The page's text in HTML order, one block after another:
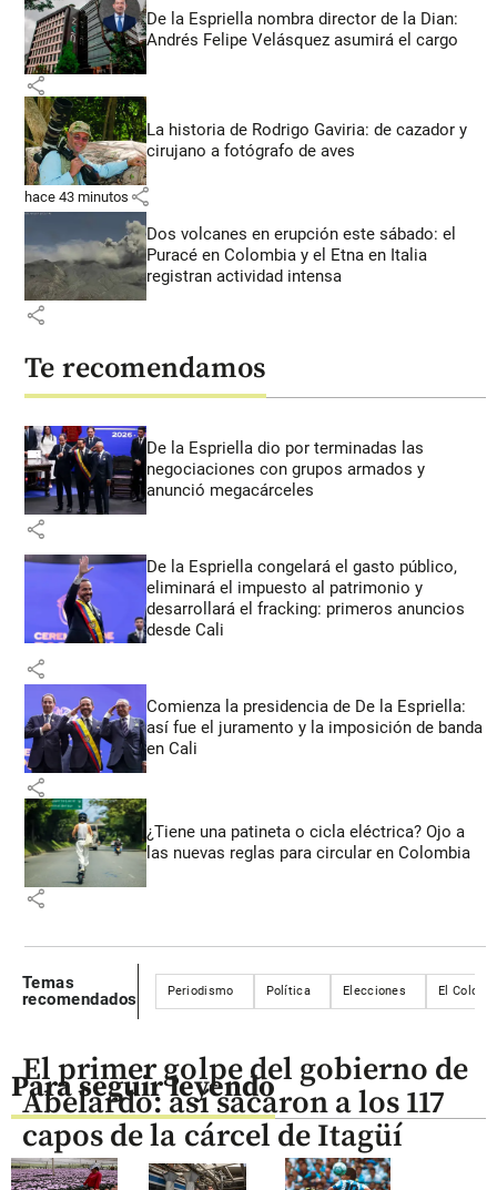
De la Espriella nombra director de la Dian:
Andrés Felipe Velásquez asumirá el cargo
share
La historia de Rodrigo Gaviria: de cazador y
cirujano a fotógrafo de aves
hace 43 minutos share
Dos volcanes en erupción este sábado: el
Puracé en Colombia y el Etna en Italia
registran actividad intensa
share
Te recomendamos
De la Espriella dio por terminadas las
negociaciones con grupos armados y
anunció megacárceles
share
De la Espriella congelará el gasto público,
eliminará el impuesto al patrimonio y
desarrollará el fracking: primeros anuncios
desde Cali
share
Comienza la presidencia de De la Espriella:
así fue el juramento y la imposición de banda
en Cali
share
¿Tiene una patineta o cicla eléctrica? Ojo a
las nuevas reglas para circular en Colombia
share
Temas
recomendados
Periodismo Política Elecciones El
Para seguir leyendo
El primer golpe del gobierno de
Abelardo: así sacaron a los 117
capos de la cárcel de Itagüí